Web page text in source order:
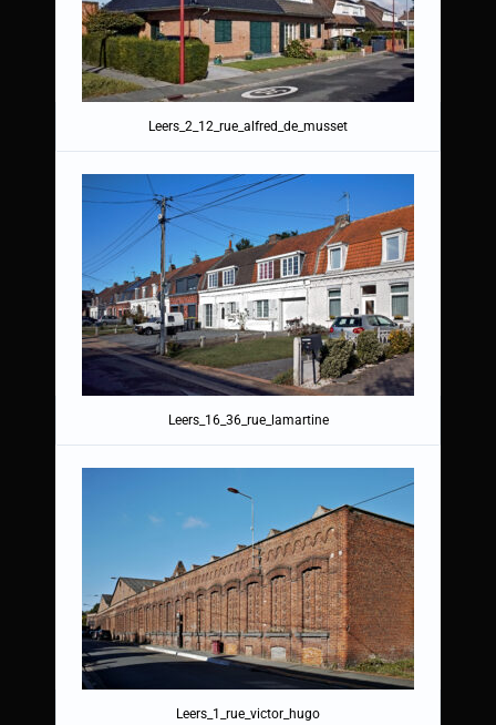
Leers_2_12_rue_alfred_de_musset
Leers_16_36_rue_lamartine
Leers_1_rue_victor_hugo